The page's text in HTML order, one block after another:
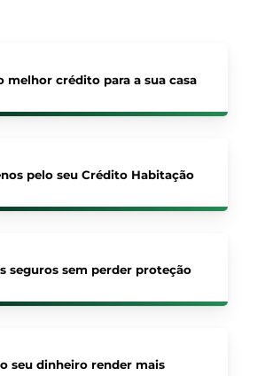
melhor crédito para a sua casa
pelo seu Crédito Habitação
seguros sem perder proteção
seu dinheiro render mais